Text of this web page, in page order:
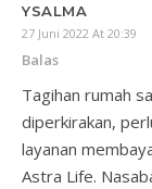
YSALMA
27 Juni 2022 At 20:39
Balas
Tagihan rumah
diperkirakan,
layanan
Astra Life.